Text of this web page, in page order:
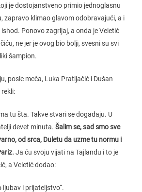
je dostojanstveno primio jednoglasnu
zapravo klimao glavom odobravajući, a i
Ponovo zagrljaj, a onda je Veletić
ne jer je ovog bio bolji, svesni su svi
šampion.
posle meča, Luka Pratljačić i Dušan
tu šta. Takve stvari se događaju. U
devet minuta. Šalim se, sad smo sve
od srca, Duletu da uzme tu normu i
Ja ću svoju vijati na Tajlandu i to je
a Veletić dodao:
ljubav i prijateljstvo“.